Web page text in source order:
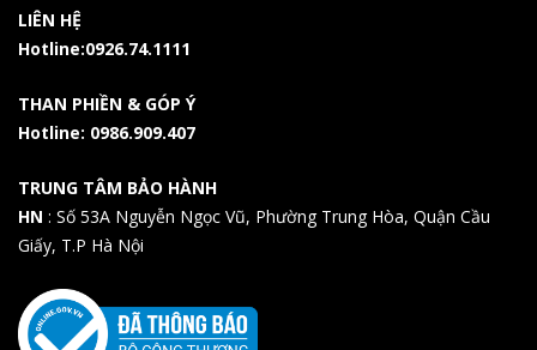
LIÊN HỆ
Hotline:0926.74.1111
THAN PHIỀN & GÓP Ý
Hotline: 0986.909.407
TRUNG TÂM BẢO HÀNH
HN : Số 53A Nguyễn Ngọc Vũ, Phường Trung Hòa, Quận Cầu
Giấy, T.P Hà Nội